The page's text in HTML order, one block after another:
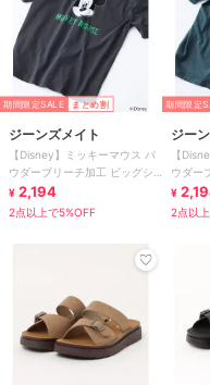
期間限定SALE まとめ割
ジーンズメイト
【Disney】ミッキーマウス パ
ウダーブリーチ加工 ビッグシ
ルエット Tシャツ
¥ 2,194
2点以上で5%OFF
期間限定
ジー
【
ウダー
ルエッ
¥
2点以